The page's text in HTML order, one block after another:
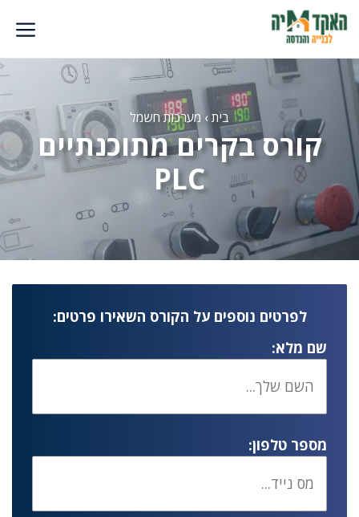
לדלג
לתוכן
בית› מערכות חשמל
קורס בקרים מתוכנתיים
PLC
לפרטים נוספים על הקורס השאירו פרטים:
שם מלא:
מספר טלפון: